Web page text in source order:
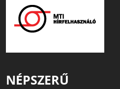
NÉPSZERŰ